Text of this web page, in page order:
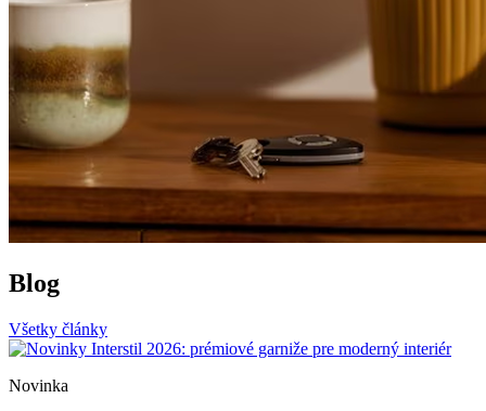
Blog
Všetky články
Novinka